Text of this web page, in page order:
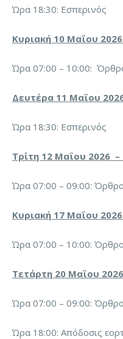
Ώρα 18:30: Εσπερινός
Κυριακή 10 Μαΐου
Ώρα 07:00 – 10:00:
Δευτέρα 11 Μαΐου
Ώρα 18:30: Εσπερινός
Τρίτη 12 Μαΐου 2026
Ώρα 07:00 – 09:00:
Κυριακή 17 Μαΐου
Ώρα 07:00 – 10:00:
Τετάρτη 20 Μαΐου
Ώρα 07:00 – 09:00:
Ώρα 18:00: Απόδοσις